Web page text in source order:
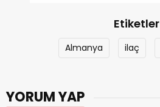
Etiketler
Almanya ilaç
YORUM YAP